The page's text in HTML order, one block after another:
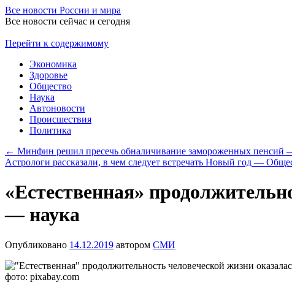
Все новости России и мира
Все новости сейчас и сегодня
Перейти к содержимому
Экономика
Здоровье
Общество
Наука
Автоновости
Происшествия
Политика
← Минфин решил пресечь обналичивание замороженных пенсий
Астрологи рассказали, в чем следует встречать Новый год —
«Естественная»
— наука
Опубликовано 14.12.2019 автором СМИ
фото: pixabay.com